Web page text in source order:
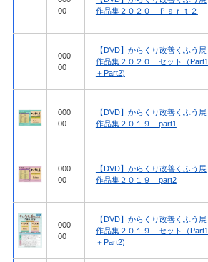
00
作品集２０２０ Ｐａｒｔ２
000
00
【DVD】からくり改善くふう展
作品集２０２０ セット（Part1
＋Part2)
000
00
【DVD】からくり改善くふう展
作品集２０１９ part1
000
00
【DVD】からくり改善くふう展
作品集２０１９ part2
000
00
【DVD】からくり改善くふう展
作品集２０１９ セット（Part1
＋Part2)